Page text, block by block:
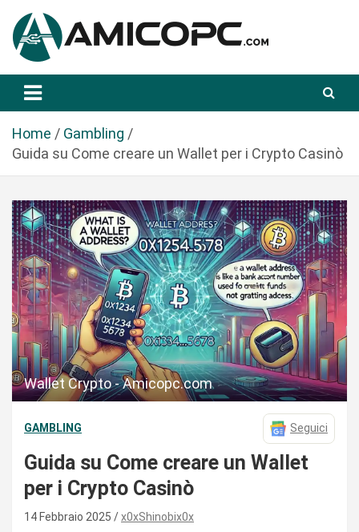
a
Amicopc.com
Home
Gambling
Guida su Come creare un Wallet per i Crypto Casinò
Wallet Crypto - Amicopc.com
GAMBLING Seguici
Guida su Come creare un Wallet
per i Crypto Casinò
14 Febbraio 2025 x0xShinobix0x